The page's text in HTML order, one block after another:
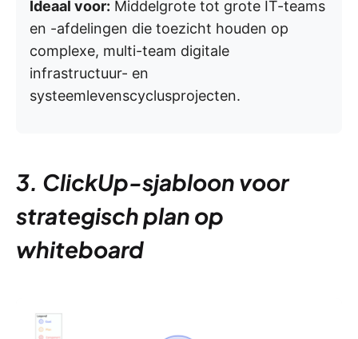
Ideaal voor: Middelgrote tot grote IT-teams
en -afdelingen die toezicht houden op
complexe, multi-team digitale
infrastructuur- en
systeemlevenscyclusprojecten.
3. ClickUp-sjabloon voor
strategisch plan op
whiteboard